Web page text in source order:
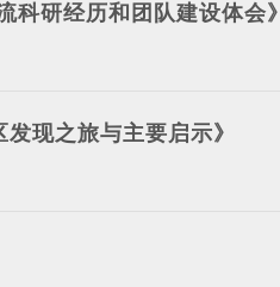
科研经历和团队建设体会》
现之旅与主要启示》